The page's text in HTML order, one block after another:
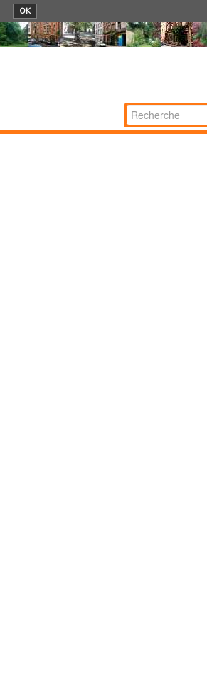
OK
Chercher par
Recherche